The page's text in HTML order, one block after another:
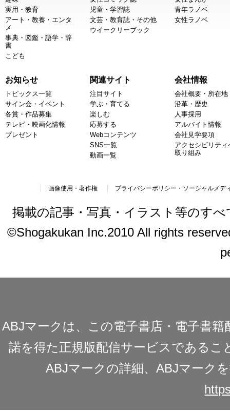
実用・教育
アート・教養・エンタ
メ
事典・図鑑・語学・辞
書
こども
児童・学習誌
文芸・教育誌・その他
ウイークリーブック
青年ラノベ
女性ラノベ
お知らせ
トピックス一覧
サイン会・イベント
各賞・作品募集
テレビ・映画化情報
プレゼント
関連サイト
注目サイト
学ぶ・育てる
楽しむ
応募する
Webコンテンツ
SNS一覧
動画一覧
会社情報
会社概要・所在地
沿革・歴史
人事採用
アルバイト情報
会社見学要項
アクセシビリティ
取り組み
画像使用・著作権 プライバシーポリシー・ソーシャルメデ
掲載の記事・写真・イラスト等のす
©Shogakukan Inc.2010 All rights
ABJマークは、この電子書店・電子書
諾を得た正規版配信サービスであるこ
ABJマークの詳細、ABJマーク